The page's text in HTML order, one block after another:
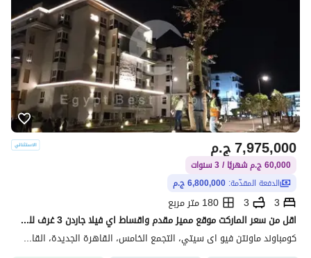
ج.م7,975,000
60,000 ج.م شهريًا / 3 سنوات
الدفعة المقدّمة: 6,800,000 ج.م
3
3
180 متر مربع
اقل من سعر الماركت موقع مميز مقدم واقساط اي فيلا جاردن 3 غرف للبيع في كمباوند ماونتن فيو اي سيتي التجمع الخامس
كومباوند ماونتن فيو اى سيتي، التجمع الخامس، القاهرة الجديدة، القاهرة